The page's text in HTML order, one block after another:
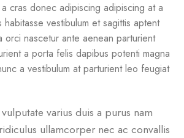
cras donec adipiscing adipiscing at a
habitasse vestibulum et sagittis aptent
orci nascetur ante aenean parturient
a porta felis dapibus potenti magna
a vestibulum at parturient leo feugiat
varius duis a purus nam
ullamcorper nec ac convallis